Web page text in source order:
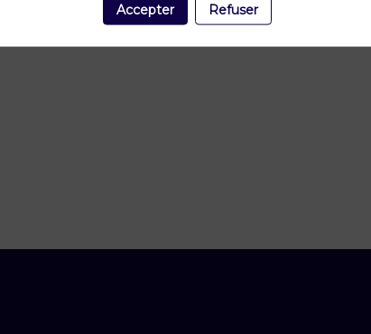
Accepter Refuser